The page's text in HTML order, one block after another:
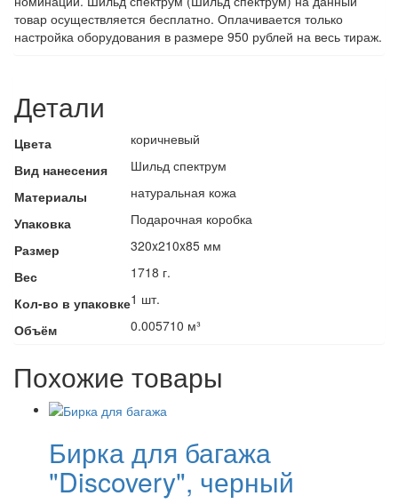
товар осуществляется бесплатно. Оплачивается только
настройка оборудования в размере 950 рублей на весь тираж.
Детали
Цвета
коричневый
Вид нанесения
Шильд спектрум
Материалы
натуральная кожа
Упаковка
Подарочная коробка
Размер
320x210x85 мм
Вес
1718 г.
Кол-во в упаковке1 шт.
Объём
0.005710 м³
Похожие товары
Бирка для багажа
"Discovery", черный